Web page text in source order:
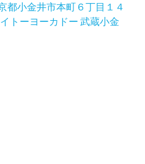
都小金井市本町６丁目１４
トーヨーカドー 武蔵小金